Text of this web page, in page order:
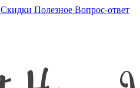
Скидки Полезное Вопрос-ответ